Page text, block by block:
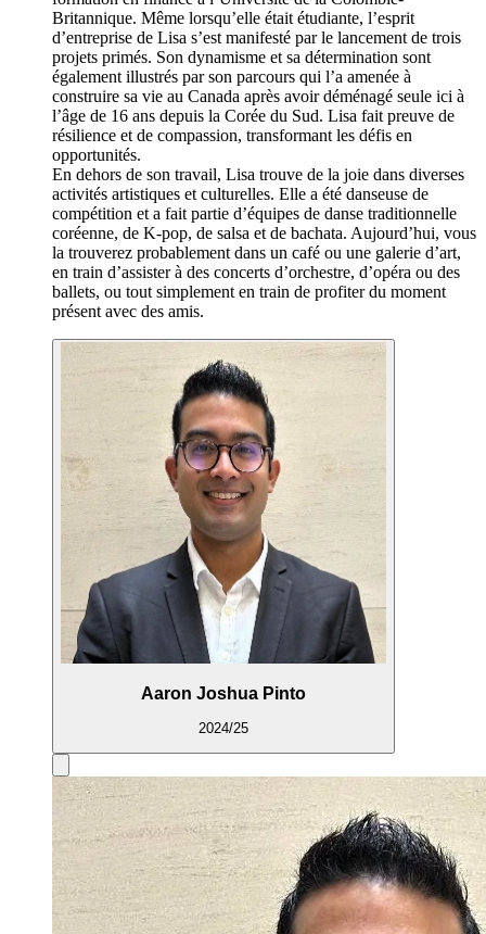
Britannique. Même lorsqu’elle était étudiante, l’esprit
d’entreprise de Lisa s’est manifesté par le lancement de trois
projets primés. Son dynamisme et sa détermination sont
également illustrés par son parcours qui l’a amenée à
construire sa vie au Canada après avoir déménagé seule ici à
l’âge de 16 ans depuis la Corée du Sud. Lisa fait preuve de
résilience et de compassion, transformant les défis en
opportunités.
En dehors de son travail, Lisa trouve de la joie dans diverses
activités artistiques et culturelles. Elle a été danseuse de
compétition et a fait partie d’équipes de danse traditionnelle
coréenne, de K-pop, de salsa et de bachata. Aujourd’hui, vous
la trouverez probablement dans un café ou une galerie d’art,
en train d’assister à des concerts d’orchestre, d’opéra ou des
ballets, ou tout simplement en train de profiter du moment
présent avec des amis.
Aaron Joshua Pinto
2024/25